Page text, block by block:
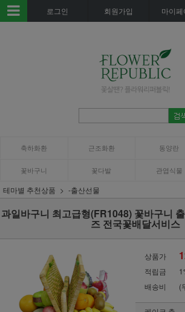
로그인 회원가입 마이페
축하화환 근조화환 동양란
꽃바구니 꽃다발 관엽식물
테마별 추천상품 -출산선물
과일바구니 최고급형(FR1048) 꽃바구니
즈 전국꽃배달서비스
상품가
적립금
배송비
(